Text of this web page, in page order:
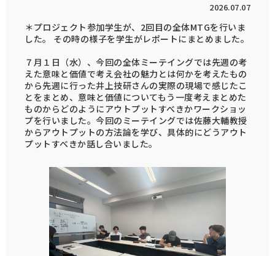
2026.07.07
＊プロジェクト参加学生が、2回目の全体MTGを行いま
した。 その時の様子を学生がレポートにまとめました。
７月１日（水）、今回の全体ミーテイングでは先週の考
えた意味と価値で考え会社の魅力とは何かを考えたもの
から先週に行った井上技研さんの実際の現場で感じたこ
とをまとめ、意味と価値についてもう一度考えまとめた
ものからどのようにアウトプットすべきかワークショッ
プを行いました。今回のミーテイングでは佐藤大輔教授
からアウトプットの方法論を学び、具体的にどうアウト
プットすべきか話し合いました。